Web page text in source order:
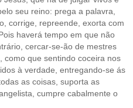
seu reino: prega a palavra,
corrige, repreende, exorta com
haverá tempo em que não
cercar-se-ão de mestres
como que sentindo coceira nos
à verdade, entregando-se ás
as coisas, suporta as
cumpre cabalmente o